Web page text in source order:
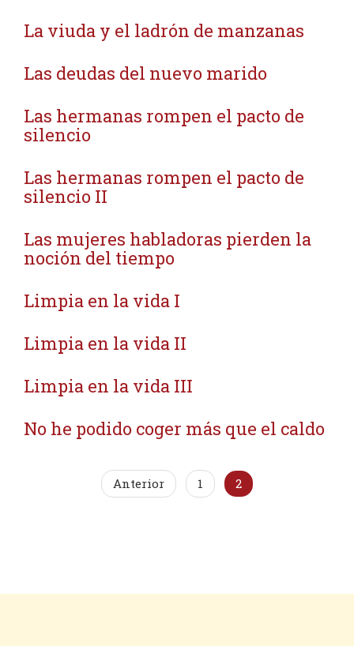
La viuda y el ladrón de manzanas
Las deudas del nuevo marido
Las hermanas rompen el pacto de
silencio
Las hermanas rompen el pacto de
silencio II
Las mujeres habladoras pierden la
noción del tiempo
Limpia en la vida I
Limpia en la vida II
Limpia en la vida III
No he podido coger más que el caldo
Anterior 1 2